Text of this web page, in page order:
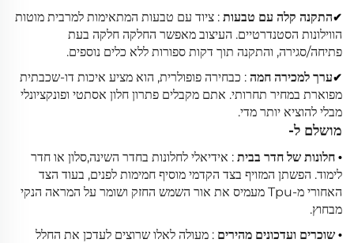
✔התקנה קלה עם טבעות : ציוד עם טבעות המתאימות למרבית מוטות
הווילונות הסטנדרטיים. העיצוב מאפשר החלקה חלקה בעת
פתיחה/סגירה, והתקנה תוך דקות ספורות ללא כלים נוספים.
✔ערך למכירה חמה : כבחירה פופולרית, הוא מציע איכות דו-שכבתית
מפוארת במחיר תחרותי. אתם מקבלים פתרון חלון אסתטי ופונקציונלי
מבלי להוציא יותר מדי.
מושלם ל-
• חלונות של חדר בבית : אידיאלי לחלונות בחדר השינה,סלון או חדר
לימוד. הפשתן המזויף בצד הקדמי מוסיף חמימות לפנים, בעוד הצד
האחורי מ-Tpu מעמיס את אור השמש החזק ושומר על המראה הנקי
מבחוץ.
• שוכרים ועדכונים מהירים : מעולה לאלו שרוצים לעדכן את החלל